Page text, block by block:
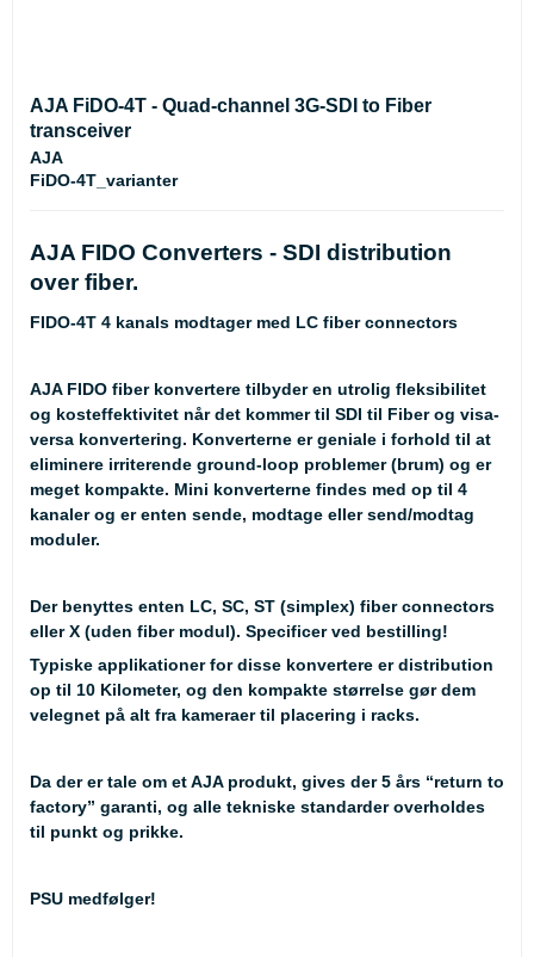
AJA FiDO-4T - Quad-channel 3G-SDI to Fiber
transceiver
AJA
FiDO-4T_varianter
AJA FIDO Converters - SDI distribution
over fiber.
FIDO-4T 4 kanals modtager med LC fiber connectors
AJA FIDO fiber konvertere tilbyder en utrolig fleksibilitet
og kosteffektivitet når det kommer til SDI til Fiber og visa-
versa konvertering. Konverterne er geniale i forhold til at
eliminere irriterende ground-loop problemer (brum) og er
meget kompakte. Mini konverterne findes med op til 4
kanaler og er enten sende, modtage eller send/modtag
moduler.
Der benyttes enten LC, SC, ST (simplex) fiber connectors
eller X (uden fiber modul). Specificer ved bestilling!
Typiske applikationer for disse konvertere er distribution
op til 10 Kilometer, og den kompakte størrelse gør dem
velegnet på alt fra kameraer til placering i racks.
Da der er tale om et AJA produkt, gives der 5 års “return to
factory” garanti, og alle tekniske standarder overholdes
til punkt og prikke.
PSU medfølger!